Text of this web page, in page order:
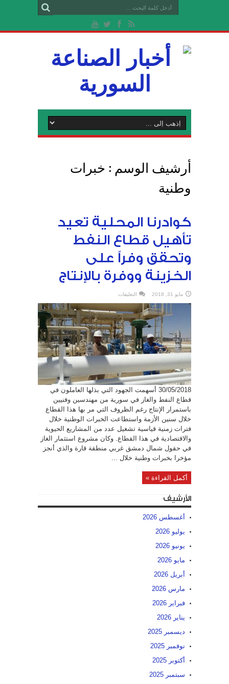
أرشيف الوسم : خبرات
وطنية
كوادرنا المحلية تعيد
تأهيل قطاع النفط
وتحقق وفراً على
الخزينة ووفرة بالإنتاج
مايو 31, 2018 التعليقات
المحلية
تعيد
تأهيل
قطاع
النفط
وتحقق
وفراً
على
الخزينة
ووفرة
بالإنتاج
مغلقة
30/05/2018 أسهمت الجهود التي بذلها العاملون في
قطاع النفط والغاز في سورية من مهندسين وفنيين
باستمرار الإنتاج رغم الظروف التي مر بها هذا القطاع
خلال سنين الأزمة واستطاعت الخبرات الوطنية خلال
فترات زمنية قياسية تشغيل عدد من المشاريع الحيوية
والاقتصادية في هذا القطاع. وكان مشروع استثمار الغاز
في حقول شمال دمشق غربي منطقة قارة والذي أنجز
مؤخرا بخبرات وطنية خلال ...
أكمل القراءة »
الأرشيف
أغسطس 2026
يوليو 2026
يونيو 2026
مايو 2026
أبريل 2026
مارس 2026
فبراير 2026
يناير 2026
ديسمبر 2025
نوفمبر 2025
أكتوبر 2025
سبتمبر 2025